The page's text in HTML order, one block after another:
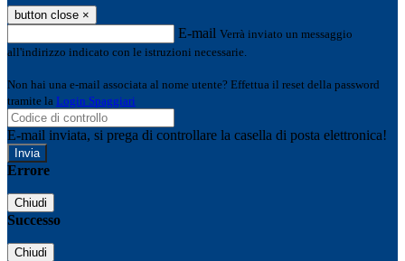
button close ×
E-mail Verrà inviato un messaggio
all'indirizzo indicato con le istruzioni necessarie.
Non hai una e-mail associata al nome utente? Effettua il reset della password
tramite la Login Spaggiari
E-mail inviata, si prega di controllare la casella di posta elettronica!
Errore
Chiudi
Successo
Chiudi